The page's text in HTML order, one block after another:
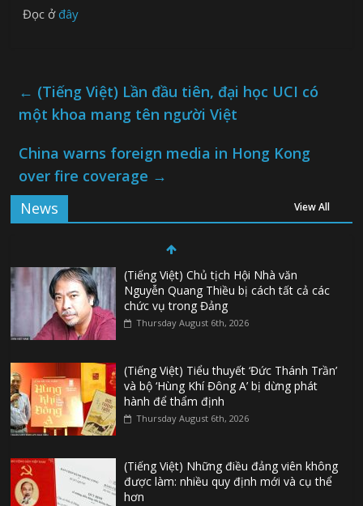
Đọc ởđây
← (Tiếng Việt) Lần đầu tiên, đại học UCI có
một khoa mang tên người Việt
China warns foreign media in Hong Kong
over fire coverage →
News
View All
(Tiếng Việt) Chủ tịch Hội Nhà văn
Nguyễn Quang Thiều bị cách tất cả các
chức vụ trong Đảng
Thursday August 6th, 2026
(Tiếng Việt) Tiểu thuyết ‘Đức Thánh Trần’
và bộ ‘Hùng Khí Đông A’ bị dừng phát
hành để thẩm định
Thursday August 6th, 2026
(Tiếng Việt) Những điều đảng viên không
được làm: nhiều quy định mới và cụ thể
hơn